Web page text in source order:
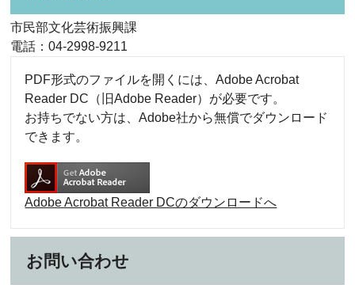
市民部文化芸術振興課
電話：04-2998-9211
PDF形式のファイルを開くには、Adobe Acrobat
Reader DC（旧Adobe Reader）が必要です。
お持ちでない方は、Adobe社から無償でダウンロード
できます。
Adobe Acrobat Reader DCのダウンロードへ
お問い合わせ